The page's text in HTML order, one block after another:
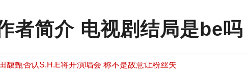
者简介 电视剧结局是be吗
馥甄否认S.H.E将开演唱会 称不是故意让粉丝失